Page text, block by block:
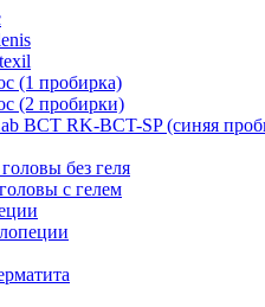
(1 пробирка)
(2 пробирки)
BCT RK-BCT-SP (синяя
без геля
с гелем